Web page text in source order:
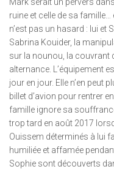
ruine et celle de sa famille…
n’est pas un hasard : lui et
Sabrina Kouider, la
sur la nounou, la couvrant
alternance. L’équipement
jour en jour. Elle n’en peut
billet d’avion pour rentrer
famille ignore sa
trop tard en août 2017
Ouissem déterminés à lui
humiliée et affamée
Sophie sont découverts